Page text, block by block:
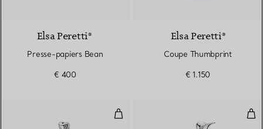
Elsa Peretti®
Presse-papiers Bean
€ 400
Elsa Peretti®
Coupe Thumbprint
€ 1.150
Bougeoir Bone